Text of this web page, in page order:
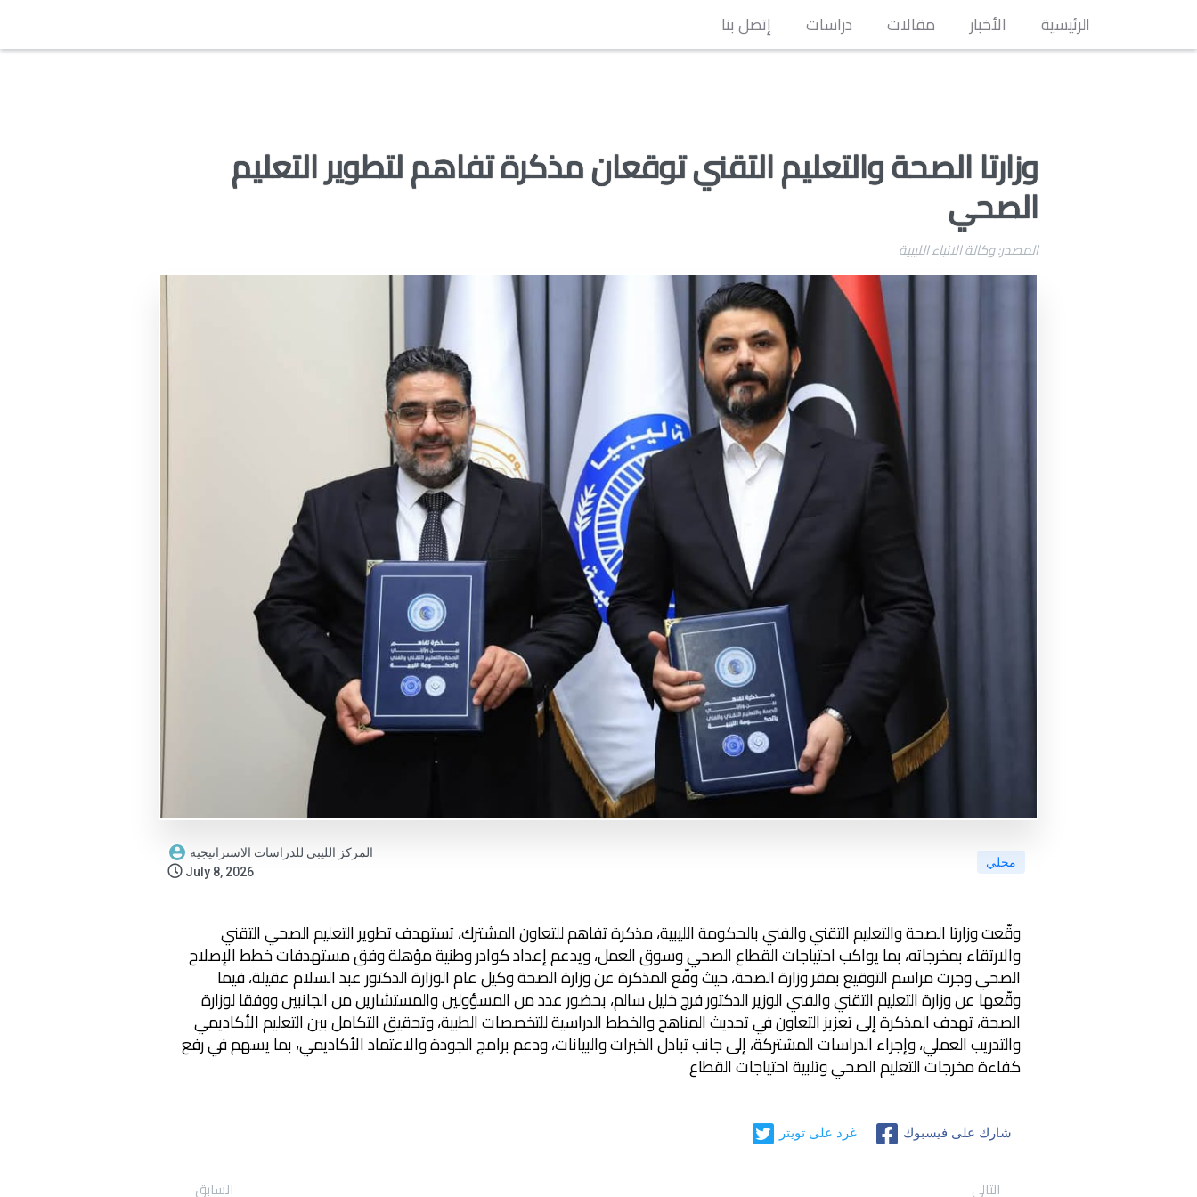
إتصل بنا دراسات مقالات الأخبار الرئيسية
وزارتا الصحة والتعليم التقني توقعان مذكرة تفاهم لتطوير التعليم
الصحي
المصدر: وكالة الانباء الليبية
المركز الليبي للدراسات الاستراتيجية
July 8, 2026
محلي
وقّعت وزارتا الصحة والتعليم التقني والفني بالحكومة الليبية، مذكرة تفاهم للتعاون المشترك، تستهدف تطوير التعليم الصحي التقني
والارتقاء بمخرجاته، بما يواكب احتياجات القطاع الصحي وسوق العمل، ويدعم إعداد كوادر وطنية مؤهلة وفق مستهدفات خطط الإصلاح
الصحي وجرت مراسم التوقيع بمقر وزارة الصحة، حيث وقّع المذكرة عن وزارة الصحة وكيل عام الوزارة الدكتور عبد السلام عقيلة، فيما
وقّعها عن وزارة التعليم التقني والفني الوزير الدكتور فرج خليل سالم، بحضور عدد من المسؤولين والمستشارين من الجانبين ووفقا لوزارة
الصحة، تهدف المذكرة إلى تعزيز التعاون في تحديث المناهج والخطط الدراسية للتخصصات الطبية، وتحقيق التكامل بين التعليم الأكاديمي
والتدريب العملي، وإجراء الدراسات المشتركة، إلى جانب تبادل الخبرات والبيانات، ودعم برامج الجودة والاعتماد الأكاديمي، بما يسهم في رفع
كفاءة مخرجات التعليم الصحي وتلبية احتياجات القطاع
غرد على تويتر شارك على فيسبوك
السابق التالي